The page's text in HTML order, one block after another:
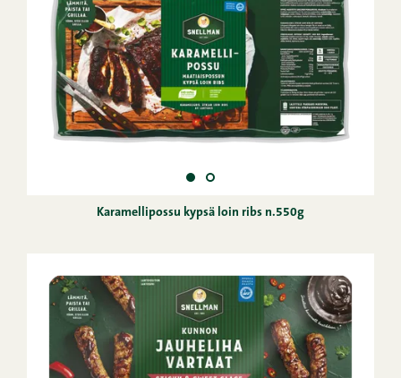
Karamellipossu kypsä loin ribs n.550g